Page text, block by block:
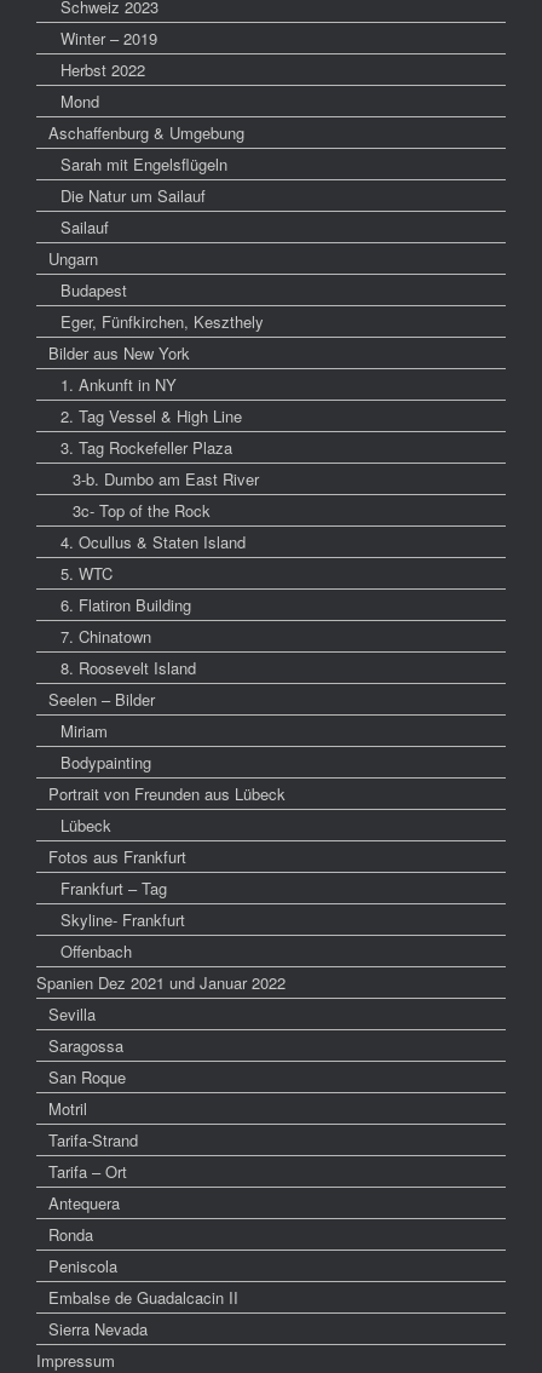
Schweiz 2023
Winter – 2019
Herbst 2022
Mond
Aschaffenburg & Umgebung
Sarah mit Engelsflügeln
Die Natur um Sailauf
Sailauf
Ungarn
Budapest
Eger, Fünfkirchen, Keszthely
Bilder aus New York
1. Ankunft in NY
2. Tag Vessel & High Line
3. Tag Rockefeller Plaza
3-b. Dumbo am East River
3c- Top of the Rock
4. Ocullus & Staten Island
5. WTC
6. Flatiron Building
7. Chinatown
8. Roosevelt Island
Seelen – Bilder
Miriam
Bodypainting
Portrait von Freunden aus Lübeck
Lübeck
Fotos aus Frankfurt
Frankfurt – Tag
Skyline- Frankfurt
Offenbach
Spanien Dez 2021 und Januar 2022
Sevilla
Saragossa
San Roque
Motril
Tarifa-Strand
Tarifa – Ort
Antequera
Ronda
Peniscola
Embalse de Guadalcacin II
Sierra Nevada
Impressum